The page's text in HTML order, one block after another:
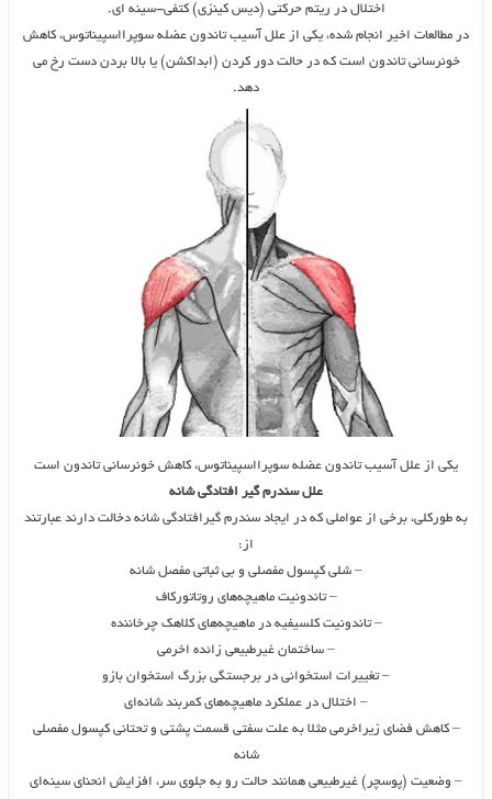
اختلال در ریتم حرکتی (دیس کینزی) کتفی-سینه ای.
در مطالعات اخیر انجام شده، یکی از علل آسیب تاندون عضله سوپرااسپیناتوس، کاهش
خونرسانی تاندون است که در حالت دور کردن (ابداکشن) یا بالا بردن دست رخ می
دهد.
یکی از علل آسیب تاندون عضله سوپرااسپیناتوس، کاهش خونرسانی تاندون است
علل سندرم گیر افتادگی شانه
به طورکلی، برخی از عواملی که در ایجاد سندرم گیرافتادگی شانه دخالت دارند عبارتند
از:
– شلی کپسول مفصلی و بی ثباتی مفصل شانه
– تاندونیت ماهیچه‌های روتاتورکاف
– تاندونیت کلسیفیه در ماهیچه‌های کلاهک چرخاننده
– ساختمان غیرطبیعی زائده اخرمی
– تغییرات استخوانی در برجستگی بزرگ استخوان بازو
– اختلال در عملکرد ماهیچه‌های کمربند شانه‌ای
– کاهش فضای زیراخرمی مثلا به علت سفتی قسمت پشتی و تحتانی کپسول مفصلی
شانه
– وضعیت (پوسچر) غیرطبیعی همانند حالت رو به جلوی سر، افزایش انحنای سینه‌ای